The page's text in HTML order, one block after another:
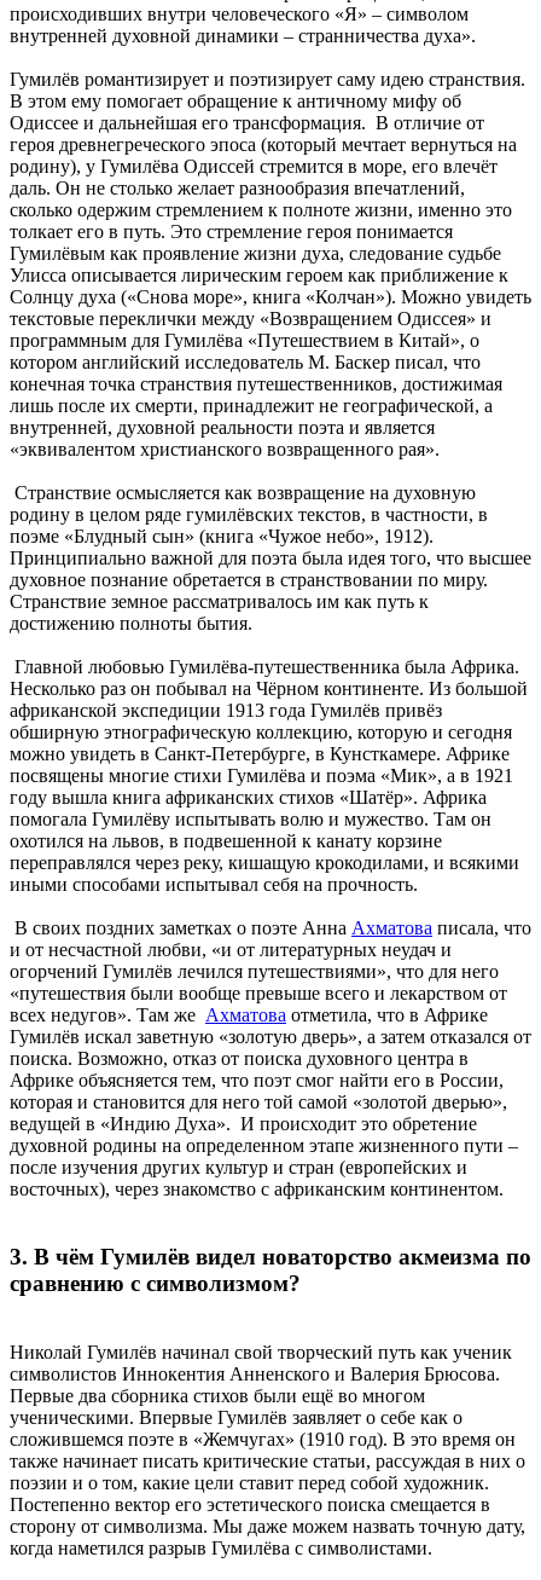
происходивших внутри человеческого «Я» – символом
внутренней духовной динамики – странничества духа».
Гумилёв романтизирует и поэтизирует саму идею странствия.
В этом ему помогает обращение к античному мифу об
Одиссее и дальнейшая его трансформация. В отличие от
героя древнегреческого эпоса (который мечтает вернуться на
родину), у Гумилёва Одиссей стремится в море, его влечёт
даль. Он не столько желает разнообразия впечатлений,
сколько одержим стремлением к полноте жизни, именно это
толкает его в путь. Это стремление героя понимается
Гумилёвым как проявление жизни духа, следование судьбе
Улисса описывается лирическим героем как приближение к
Солнцу духа («Снова море», книга «Колчан»). Можно увидеть
текстовые переклички между «Возвращением Одиссея» и
программным для Гумилёва «Путешествием в Китай», о
котором английский исследователь М. Баскер писал, что
конечная точка странствия путешественников, достижимая
лишь после их смерти, принадлежит не географической, а
внутренней, духовной реальности поэта и является
«эквивалентом христианского возвращенного рая».
Странствие осмысляется как возвращение на духовную
родину в целом ряде гумилёвских текстов, в частности, в
поэме «Блудный сын» (книга «Чужое небо», 1912).
Принципиально важной для поэта была идея того, что высшее
духовное познание обретается в странствовании по миру.
Странствие земное рассматривалось им как путь к
достижению полноты бытия.
Главной любовью Гумилёва-путешественника была Африка.
Несколько раз он побывал на Чёрном континенте. Из большой
африканской экспедиции 1913 года Гумилёв привёз
обширную этнографическую коллекцию, которую и сегодня
можно увидеть в Санкт-Петербурге, в Кунсткамере. Африке
посвящены многие стихи Гумилёва и поэма «Мик», а в 1921
году вышла книга африканских стихов «Шатёр». Африка
помогала Гумилёву испытывать волю и мужество. Там он
охотился на львов, в подвешенной к канату корзине
переправлялся через реку, кишащую крокодилами, и всякими
иными способами испытывал себя на прочность.
В своих поздних заметках о поэте Анна Ахматова писала, что
и от несчастной любви, «и от литературных неудач и
огорчений Гумилёв лечился путешествиями», что для него
«путешествия были вообще превыше всего и лекарством от
всех недугов». Там же Ахматова отметила, что в Африке
Гумилёв искал заветную «золотую дверь», а затем отказался от
поиска. Возможно, отказ от поиска духовного центра в
Африке объясняется тем, что поэт смог найти его в России,
которая и становится для него той самой «золотой дверью»,
ведущей в «Индию Духа». И происходит это обретение
духовной родины на определенном этапе жизненного пути –
после изучения других культур и стран (европейских и
восточных), через знакомство с африканским континентом.
3. В чём Гумилёв видел новаторство акмеизма по
сравнению с символизмом?
Николай Гумилёв начинал свой творческий путь как ученик
символистов Иннокентия Анненского и Валерия Брюсова.
Первые два сборника стихов были ещё во многом
ученическими. Впервые Гумилёв заявляет о себе как о
сложившемся поэте в «Жемчугах» (1910 год). В это время он
также начинает писать критические статьи, рассуждая в них о
поэзии и о том, какие цели ставит перед собой художник.
Постепенно вектор его эстетического поиска смещается в
сторону от символизма. Мы даже можем назвать точную дату,
когда наметился разрыв Гумилёва с символистами.